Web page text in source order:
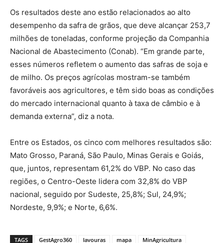
Os resultados deste ano estão relacionados ao alto
desempenho da safra de grãos, que deve alcançar 253,7
milhões de toneladas, conforme projeção da Companhia
Nacional de Abastecimento (Conab). “Em grande parte,
esses números refletem o aumento das safras de soja e
de milho. Os preços agrícolas mostram-se também
favoráveis aos agricultores, e têm sido boas as condições
do mercado internacional quanto à taxa de câmbio e à
demanda externa”, diz a nota.
Entre os Estados, os cinco com melhores resultados são:
Mato Grosso, Paraná, São Paulo, Minas Gerais e Goiás,
que, juntos, representam 61,2% do VBP. No caso das
regiões, o Centro-Oeste lidera com 32,8% do VBP
nacional, seguido por Sudeste, 25,8%; Sul, 24,9%;
Nordeste, 9,9%; e Norte, 6,6%.
TAGS GestAgro360 lavouras mapa MinAgricultura